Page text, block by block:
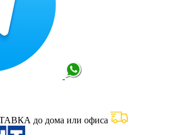
до дома или офиса